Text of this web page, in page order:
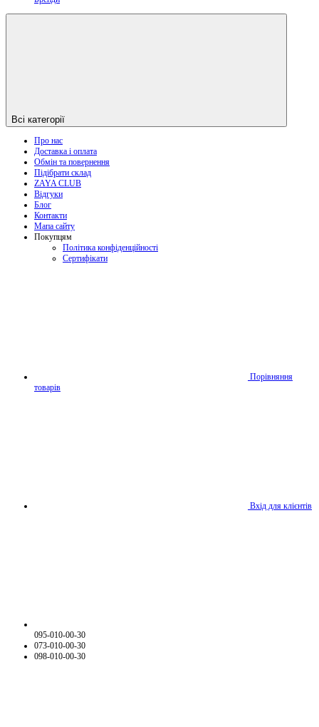
Всі категорії
Про нас
Доставка і оплата
Обмін та повернення
Підібрати склад
ZAYA CLUB
Відгуки
Блог
Контакти
Мапа сайту
Покупцям
Політика конфіденційності
Сертифікати
Порівняння
товарів
Вхід для клієнтів
095-010-00-30
073-010-00-30
098-010-00-30